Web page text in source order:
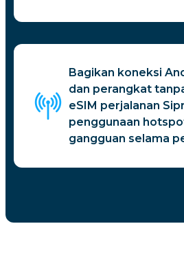
Bagikan koneksi
dan perangkat
eSIM perjalanan
penggunaan
gangguan selama